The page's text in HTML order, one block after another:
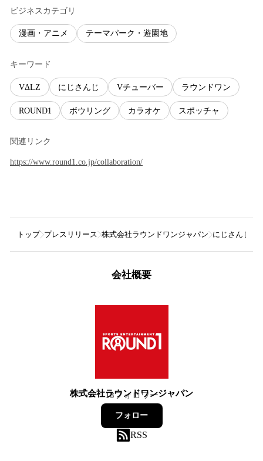
ビジネスカテゴリ
漫画・アニメ テーマパーク・遊園地
キーワード
VΔLZ にじさんじ Vチューバー ラウンドワン
ROUND1 ボウリング カラオケ スポッチャ
関連リンク
https://www.round1.co.jp/collaboration/
トップ プレスリリース 株式会社ラウンドワンジャパン にじさんじ所
会社概要
株式会社ラウンドワンジャパン
18フォロワー
フォロー
RSS